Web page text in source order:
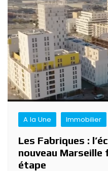
A la Une Immobilier
Les Fabriques :
nouveau Marseille
étape